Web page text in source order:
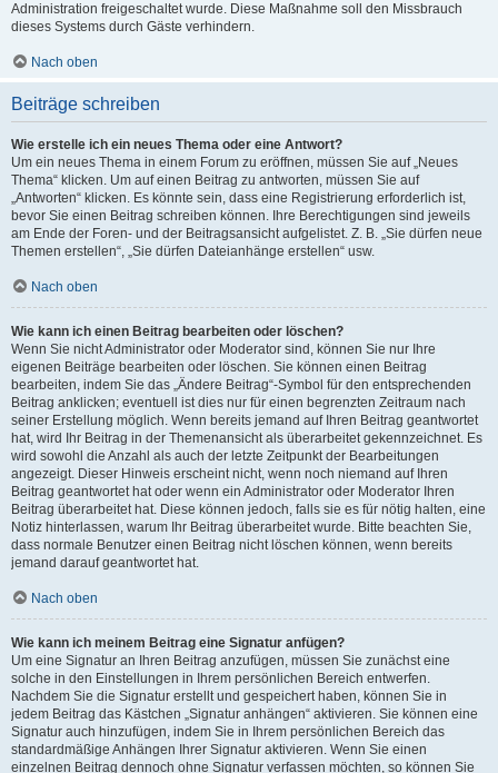
Administration freigeschaltet wurde. Diese Maßnahme soll den Missbrauch
dieses Systems durch Gäste verhindern.
Nach oben
Beiträge schreiben
Wie erstelle ich ein neues Thema oder eine Antwort?
Um ein neues Thema in einem Forum zu eröffnen, müssen Sie auf „Neues
Thema“ klicken. Um auf einen Beitrag zu antworten, müssen Sie auf
„Antworten“ klicken. Es könnte sein, dass eine Registrierung erforderlich ist,
bevor Sie einen Beitrag schreiben können. Ihre Berechtigungen sind jeweils
am Ende der Foren- und der Beitragsansicht aufgelistet. Z. B. „Sie dürfen neue
Themen erstellen“, „Sie dürfen Dateianhänge erstellen“ usw.
Nach oben
Wie kann ich einen Beitrag bearbeiten oder löschen?
Wenn Sie nicht Administrator oder Moderator sind, können Sie nur Ihre
eigenen Beiträge bearbeiten oder löschen. Sie können einen Beitrag
bearbeiten, indem Sie das „Ändere Beitrag“-Symbol für den entsprechenden
Beitrag anklicken; eventuell ist dies nur für einen begrenzten Zeitraum nach
seiner Erstellung möglich. Wenn bereits jemand auf Ihren Beitrag geantwortet
hat, wird Ihr Beitrag in der Themenansicht als überarbeitet gekennzeichnet. Es
wird sowohl die Anzahl als auch der letzte Zeitpunkt der Bearbeitungen
angezeigt. Dieser Hinweis erscheint nicht, wenn noch niemand auf Ihren
Beitrag geantwortet hat oder wenn ein Administrator oder Moderator Ihren
Beitrag überarbeitet hat. Diese können jedoch, falls sie es für nötig halten, eine
Notiz hinterlassen, warum Ihr Beitrag überarbeitet wurde. Bitte beachten Sie,
dass normale Benutzer einen Beitrag nicht löschen können, wenn bereits
jemand darauf geantwortet hat.
Nach oben
Wie kann ich meinem Beitrag eine Signatur anfügen?
Um eine Signatur an Ihren Beitrag anzufügen, müssen Sie zunächst eine
solche in den Einstellungen in Ihrem persönlichen Bereich entwerfen.
Nachdem Sie die Signatur erstellt und gespeichert haben, können Sie in
jedem Beitrag das Kästchen „Signatur anhängen“ aktivieren. Sie können eine
Signatur auch hinzufügen, indem Sie in Ihrem persönlichen Bereich das
standardmäßige Anhängen Ihrer Signatur aktivieren. Wenn Sie einen
einzelnen Beitrag dennoch ohne Signatur verfassen möchten, so können Sie